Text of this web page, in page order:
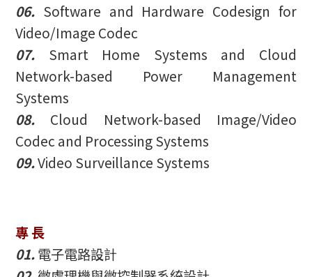
06. Software and Hardware Codesign for
Video/Image Codec
07. Smart Home Systems and Cloud
Network-based Power Management
Systems
08. Cloud Network-based Image/Video
Codec and Processing Systems
09.Video Surveillance Systems
專 長
01.電子電路設計